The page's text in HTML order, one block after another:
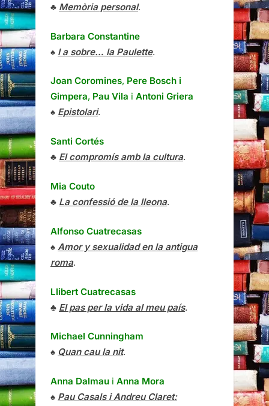
♣ Memòria personal.
Barbara Constantine
♠ I a sobre… la Paulette.
Joan Coromines, Pere Bosch i
Gimpera, Pau Vila i Antoni Griera
♠ Epistolari.
Santi Cortés
♣ El compromís amb la cultura.
Mia Couto
♣ La confessió de la lleona.
Alfonso Cuatrecasas
♠ Amor y sexualidad en la antigua
roma.
Llibert Cuatrecasas
♣ El pas per la vida al meu país.
Michael Cunningham
♠ Quan cau la nit.
Anna Dalmau i Anna Mora
♠ Pau Casals i Andreu Claret: